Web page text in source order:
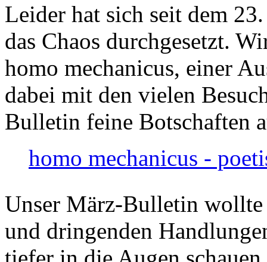
Leider hat sich seit dem
das Chaos durchgesetzt.
homo mechanicus, einer
dabei mit den vielen
Bulletin feine Botschaften
homo mechanicus -
Unser März-Bulletin
und dringenden